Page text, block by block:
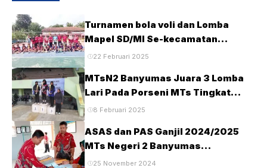
Turnamen bola voli dan Lomba
Mapel SD/MI Se-kecamatan
Tambak pada HUT Ke-28 MTsN2
22 Februari 2025
MTsN2 Banyumas Juara 3 Lomba
Lari Pada Porseni MTs Tingkat
Kabupaten Banyumas Tahun 2025
8 Februari 2025
ASAS dan PAS Ganjil 2024/2025
MTs Negeri 2 Banyumas
Berlangsung Tertib dan Lancar
25 November 2024